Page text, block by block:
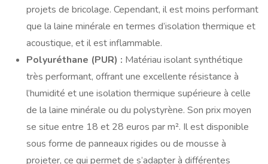
projets de bricolage. Cependant, il est moins performant
que la laine minérale en termes d’isolation thermique et
acoustique, et il est inflammable.
Polyuréthane (PUR) : Matériau isolant synthétique
très performant, offrant une excellente résistance à
l’humidité et une isolation thermique supérieure à celle
de la laine minérale ou du polystyrène. Son prix moyen
se situe entre 18 et 28 euros par m². Il est disponible
sous forme de panneaux rigides ou de mousse à
projeter, ce qui permet de s’adapter à différentes